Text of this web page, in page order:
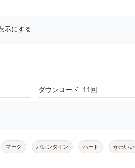
示にする
ダウンロード: 11回
マーク バレンタイン ハート かわいい